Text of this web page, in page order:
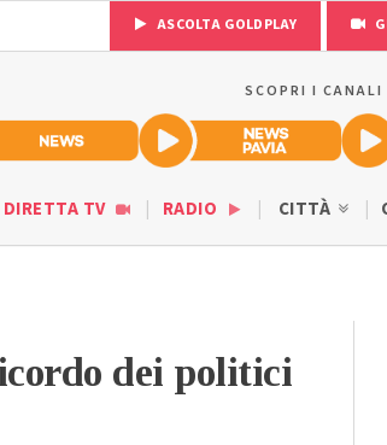
ASCOLTA GOLDPLAY
SCOPRI I CANALI
DIRETTA TV RADIO CITTÀ
dei politici